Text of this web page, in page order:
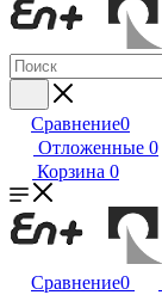
Сравнение0
Отложенные 0
Корзина 0
Сравнение0